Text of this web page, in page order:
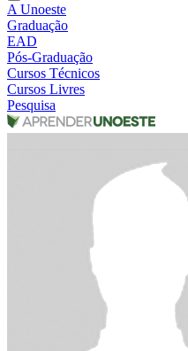
A Unoeste
Graduação
EAD
Pós-Graduação
Cursos Técnicos
Cursos Livres
Pesquisa